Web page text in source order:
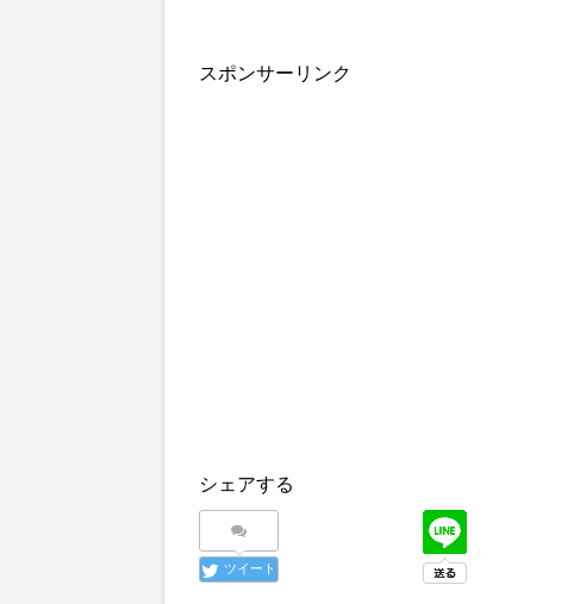
スポンサーリンク
シェアする
ツイート